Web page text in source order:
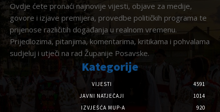
Ovdje ćete pronaći najnovije vijesti, objave za medije,
govore i izjave premijera, provedbe političkih programa te
prijenose različitih događanja u realnom vremenu.
Prijedlozima, pitanjima, komentarima, kritikama i pohvalama
sudjeluj i utječi na rad Županije Posavske.
Kategorije
VIJESTI
4591
JAVNI NATJEČAJI
1014
IZVJEŠĆA MUP-A
920